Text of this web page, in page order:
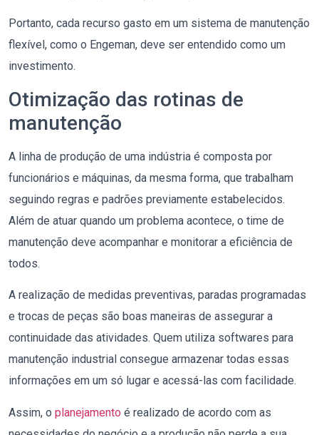
Portanto, cada recurso gasto em um sistema de manutenção
flexível, como o Engeman, deve ser entendido como um
investimento.
Otimização das rotinas de
manutenção
A linha de produção de uma indústria é composta por
funcionários e máquinas, da mesma forma, que trabalham
seguindo regras e padrões previamente estabelecidos.
Além de atuar quando um problema acontece, o time de
manutenção deve acompanhar e monitorar a eficiência de
todos.
A realização de medidas preventivas, paradas programadas
e trocas de peças são boas maneiras de assegurar a
continuidade das atividades. Quem utiliza softwares para
manutenção industrial consegue armazenar todas essas
informações em um só lugar e acessá-las com facilidade.
Assim, o planejamento é realizado de acordo com as